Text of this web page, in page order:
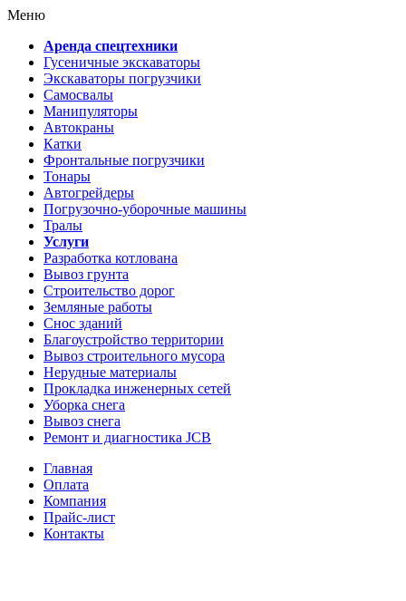
Меню
Аренда спецтехники
Гусеничные экскаваторы
Экскаваторы погрузчики
Самосвалы
Манипуляторы
Автокраны
Катки
Фронтальные погрузчики
Тонары
Автогрейдеры
Погрузочно-уборочные машины
Тралы
Услуги
Разработка котлована
Вывоз грунта
Строительство дорог
Земляные работы
Снос зданий
Благоустройство территории
Вывоз строительного мусора
Нерудные материалы
Прокладка инженерных сетей
Уборка снега
Вывоз снега
Ремонт и диагностика JCB
Главная
Оплата
Компания
Прайс-лист
Контакты